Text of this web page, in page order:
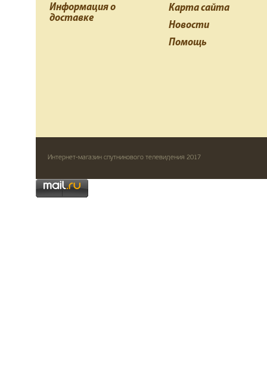
Информация о
доставке
Карта сайта
Новости
Помощь
Интернет-магазин спутникового телевидения 2017